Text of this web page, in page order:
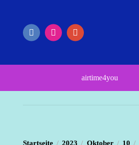
springen
airtime4you
Startseite 2023 Oktober 10